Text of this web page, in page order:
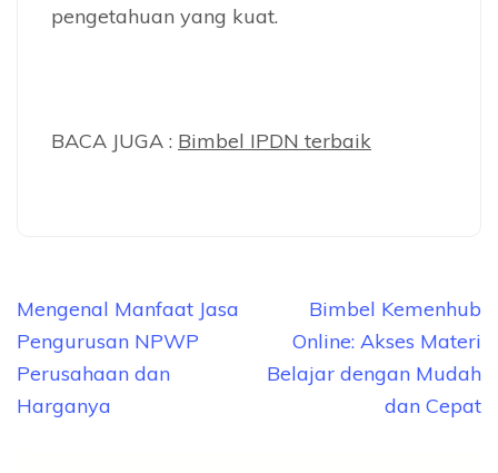
pengetahuan yang kuat.
BACA JUGA : Bimbel IPDN terbaik
Navigasi
pos
Mengenal Manfaat Jasa
Pengurusan NPWP
Perusahaan dan
Harganya
Bimbel Kemenhub
Online: Akses Materi
Belajar dengan Mudah
dan Cepat